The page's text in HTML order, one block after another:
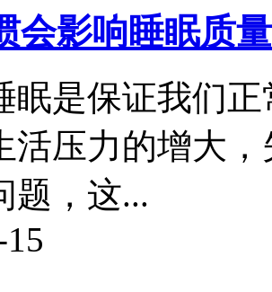
会影响睡眠质
眠是保证我们
活压力的增大
题，这...